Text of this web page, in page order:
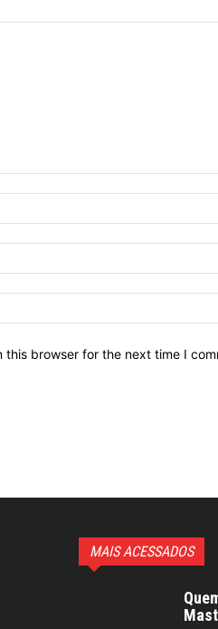
this browser for the next time I
MAIS ACESSADOS